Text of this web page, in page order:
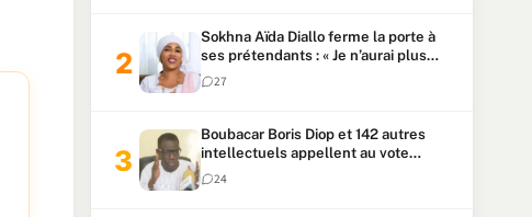
Sokhna Aïda Diallo ferme la porte à
ses prétendants : « Je n’aurai plus
jamais un autre mari »
27
Boubacar Boris Diop et 142 autres
intellectuels appellent au vote
urgent de la révision
constitutionnelle
24